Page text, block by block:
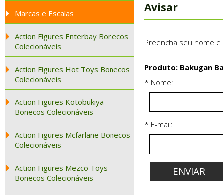
Marcas e Escalas
Action Figures Enterbay Bonecos
Colecionáveis
Action Figures Hot Toys Bonecos
Colecionáveis
Action Figures Kotobukiya
Bonecos Colecionáveis
Action Figures Mcfarlane Bonecos
Colecionáveis
Action Figures Mezco Toys
Bonecos Colecionáveis
Avisar
Preencha seu nome
Produto: Bakugan
* Nome:
* E-mail: